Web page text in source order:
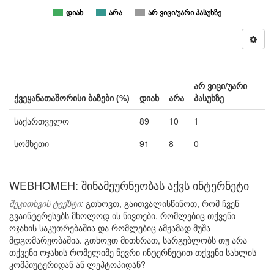
დიახ არა არ ვიცი/უარი პასუხზე
ქვეყანათაშორისი ბაზები (%) დიახ არა
არ ვიცი/უარი
პასუხზე
საქართველო
89 10
1
სომხეთი
91 8 0
WEBHOMEH: შინამეურნეობას აქვს ინტერნეტი
შეკითხვის ტექსტი: გთხოვთ, გაითვალისწინოთ, რომ ჩვენ
გვაინტერესებს მხოლოდ ის ნივთები, რომლებიც თქვენი
ოჯახის საკუთრებაშია და რომლებიც ამჟამად მუშა
მდგომარეობაშია. გთხოვთ მითხრათ, სარგებლობს თუ არა
თქვენი ოჯახის რომელიმე წევრი ინტერნეტით თქვენი სახლის
კომპიუტერიდან ან ლეპტოპიდან?